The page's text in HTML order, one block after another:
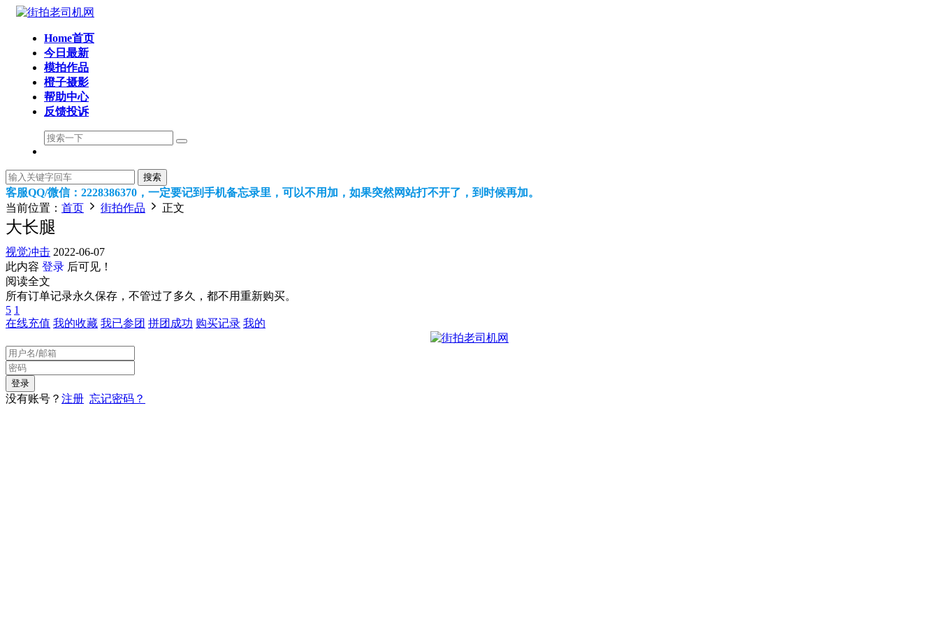
Home首页
今日最新
模拍作品
橙子摄影
帮助中心
反馈投诉
搜索
客服QQ/微信：2228386370，一定要记到手机备忘录里，可以不用加，如果突然网站打不开了，到时候再加。
当前位置： 首页 街拍作品 正文
大长腿
视觉冲击 2022-06-07
此内容 登录 后可见！
阅读全文
所有订单记录永久保存，不管过了多久，都不用重新购买。
5 1
在线充值 我的收藏 我已参团 拼团成功 购买记录 我的
没有账号？ 注册 忘记密码？